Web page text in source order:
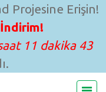
Projesine Erişin!
11 dakika 42